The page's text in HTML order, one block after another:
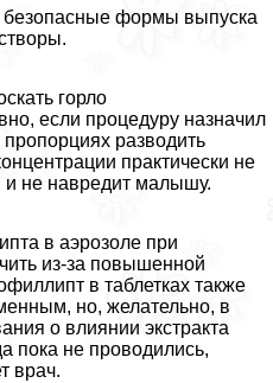
формы выпуска
горло
если процедуру назначил
разводить
пpaктически не
и не навредит малышу.
в аэрозоле при
из-за повышенной
в таблетках также
но, желательно, в
о влиянии экстpaкта
пока не проводились,
врач.